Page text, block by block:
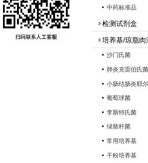
中药标准品
检测试剂盒
培养基/琼脂肉
沙门氏菌
肺炎克雷伯氏菌
小肠结肠炎耶
葡萄球菌
李斯特氏菌
绿脓杆菌
常用培养基
干粉培养基